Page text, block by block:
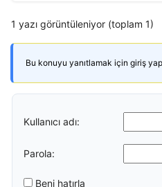
1 yazı görüntüleniyor (toplam 1)
Bu konuyu yanıtlamak için giriş
Kullanıcı adı:
Parola:
Beni hatırla